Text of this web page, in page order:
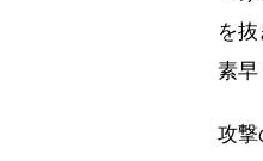
を
素早
攻撃